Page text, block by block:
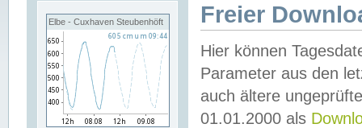
Elbe - Cuxhaven Steubenhöft Freier
Hier können
Parameter aus den
auch ältere
01.01.2000 als